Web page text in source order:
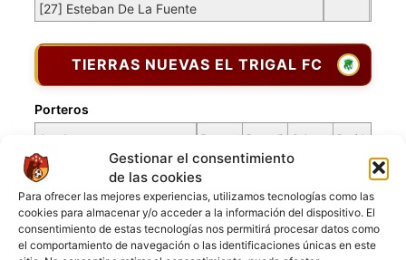
Gestionar el consentimiento
de las cookies
Para ofrecer las mejores experiencias, utilizamos tecnologías como las
cookies para almacenar y/o acceder a la información del dispositivo. El
consentimiento de estas tecnologías nos permitirá procesar datos como
el comportamiento de navegación o las identificaciones únicas en este
[27] Esteban De La Fuente
TIERRAS NUEVAS EL TRIGAL FC
Jugador
PuntuaciónPromedio Goles
Partidos
[1] Danny Vladimir Vargas 50
Porteros
Jugador
Puntuación
Jugadores de campo